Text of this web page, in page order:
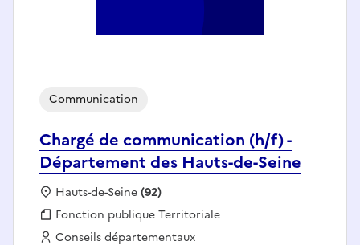
Chargé de communication (h/f) -
Département des Hauts-de-Seine
Communication
Localisation :
Hauts-de-Seine(92)
Fonction publique :
Fonction publique Territoriale
Employeur :
Conseils départementaux